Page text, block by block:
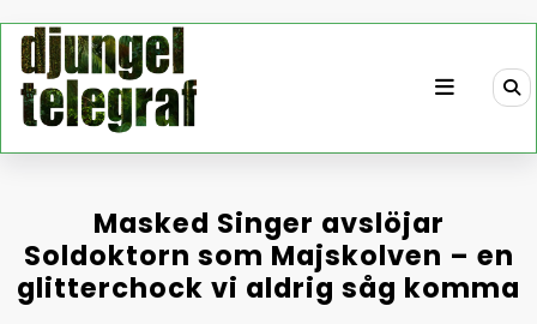
innehåll
Masked Singer avslöjar
Soldoktorn som Majskolven – en
glitterchock vi aldrig såg komma